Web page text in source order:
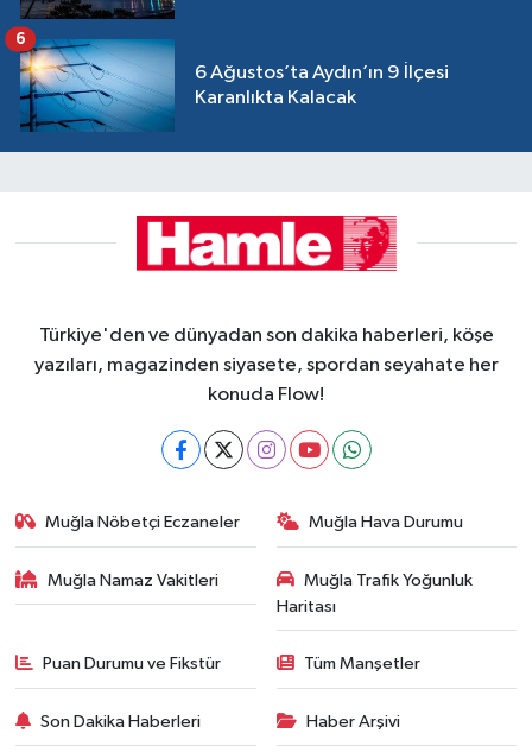
6 Ağustos’ta Aydın’ın 9 İlçesi
Karanlıkta Kalacak
6
Türkiye'den ve dünyadan son dakika haberleri, köşe
yazıları, magazinden siyasete, spordan seyahate her
konuda Flow!
Muğla Nöbetçi Eczaneler Muğla Hava Durumu
Muğla Namaz Vakitleri
Muğla Trafik Yoğunluk
Haritası
Puan Durumu ve Fikstür Tüm Manşetler
Son Dakika Haberleri Haber Arşivi